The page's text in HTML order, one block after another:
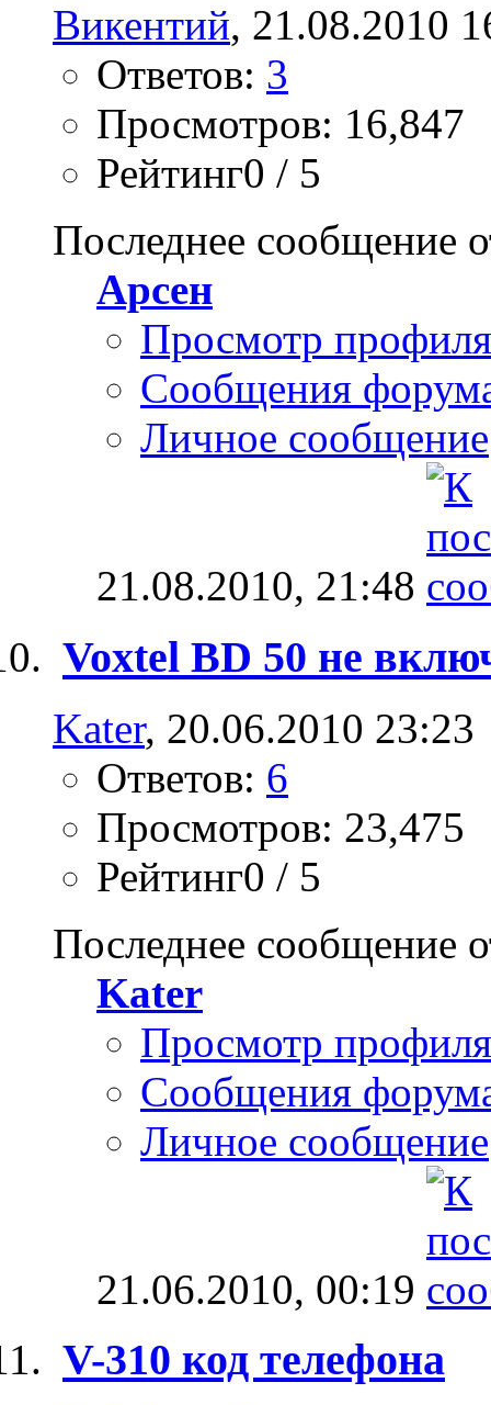
Викентий, 21.08.2010
Ответов: 3
Просмотров: 16,847
Рейтинг0 / 5
Последнее сообщение
Арсен
Просмотр профиля
Сообщения
Личное сообщение
21.08.2010, 21:48
Voxtel BD 50 не
Kater, 20.06.2010 23:23
Ответов: 6
Просмотров: 23,475
Рейтинг0 / 5
Последнее сообщение
Kater
Просмотр профиля
Сообщения
Личное сообщение
21.06.2010, 00:19
V-310 код телефона